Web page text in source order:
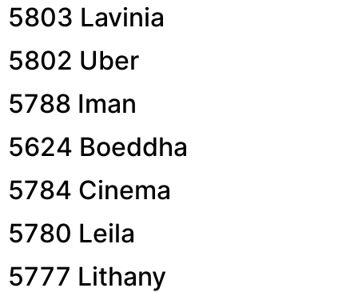
5803 Lavinia
5802 Uber
5788 Iman
5624 Boeddha
5784 Cinema
5780 Leila
5777 Lithany